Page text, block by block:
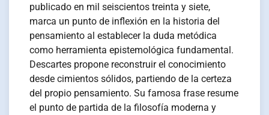
publicado en mil seiscientos treinta y siete,
marca un punto de inflexión en la historia del
pensamiento al establecer la duda metódica
como herramienta epistemológica fundamental.
Descartes propone reconstruir el conocimiento
desde cimientos sólidos, partiendo de la certeza
del propio pensamiento. Su famosa frase resume
el punto de partida de la filosofía moderna y